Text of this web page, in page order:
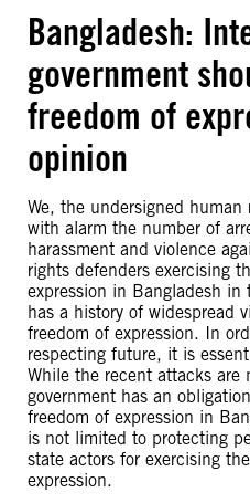
Bangladesh:
government
freedom of
opinion
We, the undersigned
with alarm the number of
harassment and violence
rights defenders exercising
expression in Bangladesh
has a history of widespread
freedom of expression. In
respecting future, it is
While the recent attacks
government has an
freedom of expression in
is not limited to protecting
state actors for exercising
expression.